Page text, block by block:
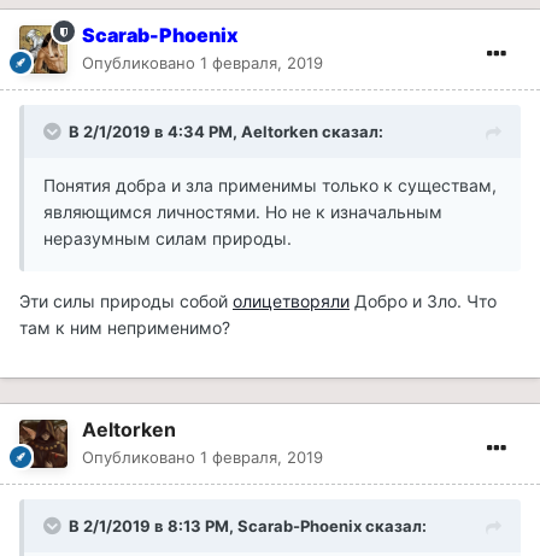
Scarab-Phoenix
Опубликовано 1 февраля, 2019
В 2/1/2019 в 4:34 PM, Aeltorken сказал:
Понятия добра и зла применимы только к существам,
являющимся личностями. Но не к изначальным
неразумным силам природы.
Эти силы природы собой олицетворяли Добро и Зло. Что
там к ним неприменимо?
Aeltorken
Опубликовано 1 февраля, 2019
В 2/1/2019 в 8:13 PM, Scarab-Phoenix сказал: